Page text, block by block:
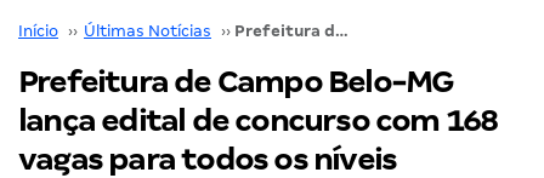
Início ›› Últimas Notícias ›› Prefeitura de Campo Belo-MG lança edital de concurso com 168 vagas para todos os níveis
Prefeitura de Campo Belo-MG
lança edital de concurso com 168
vagas para todos os níveis